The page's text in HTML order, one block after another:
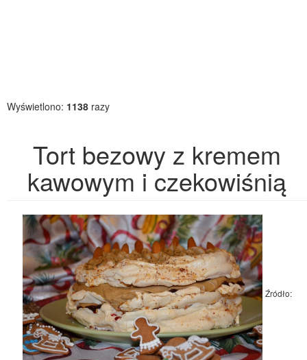
Wyświetlono: 1138 razy
Tort bezowy z kremem
kawowym i czekowiśnią
Źródło: